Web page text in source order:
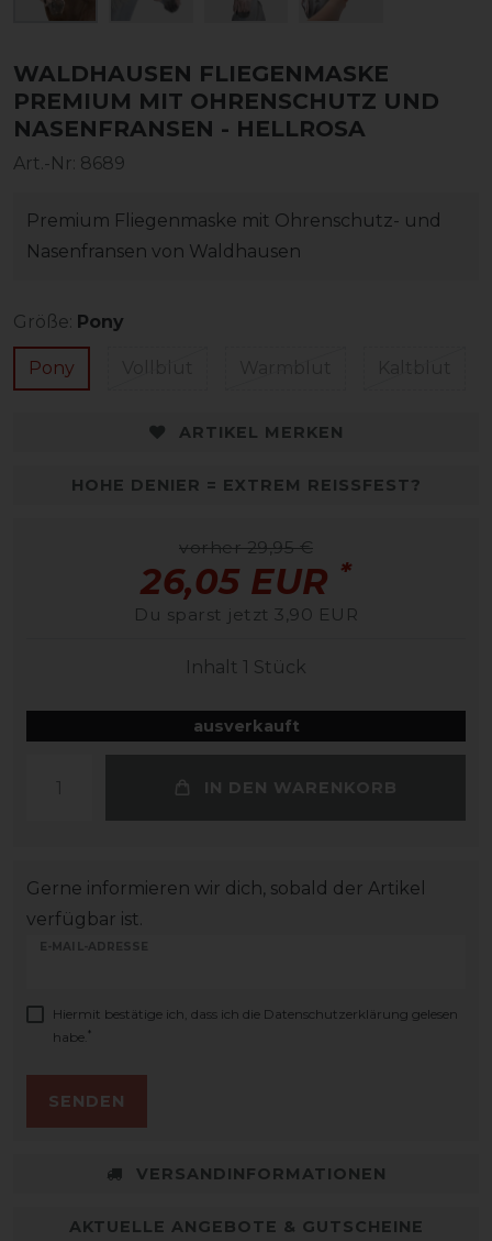
WALDHAUSEN FLIEGENMASKE
PREMIUM MIT OHRENSCHUTZ UND
NASENFRANSEN - HELLROSA
Art.-Nr: 8689
Premium Fliegenmaske mit Ohrenschutz- und
Nasenfransen von Waldhausen
Größe: Pony
Pony
ARTIKEL MERKEN
HOHE DENIER = EXTREM REISSFEST?
vorher 29,95 €
26,05 EUR *
Du sparst jetzt 3,90 EUR
Inhalt 1 Stück
ausverkauft
IN DEN WARENKORB
Gerne informieren wir dich, sobald der Artikel
verfügbar ist.
E-MAIL-ADRESSE
Hiermit bestätige ich, dass ich die Daten­schutz­erklärung gelesen
habe. *
SENDEN
VERSANDINFORMATIONEN
AKTUELLE ANGEBOTE & GUTSCHEINE